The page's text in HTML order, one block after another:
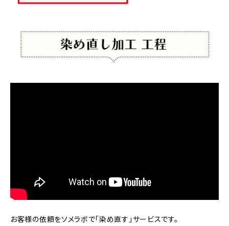
お客様の依頼をソメラボで「染め直す」サービスです。